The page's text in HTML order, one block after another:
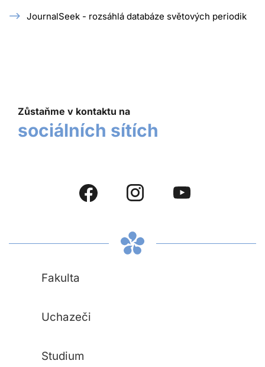
JournalSeek - rozsáhlá databáze světových periodik
Zůstaňme v kontaktu na
sociálních sítích
Fakulta
Uchazeči
Studium